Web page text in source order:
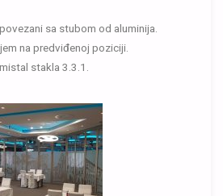
sa stubom od aluminija.
na predviđenoj poziciji.
stakla 3.3.1.